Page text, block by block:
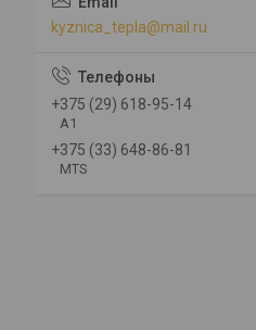
kyznica_tepla@mail.ru
+375 (29) 618-95-14
A1
+375 (33) 648-86-81
MTS